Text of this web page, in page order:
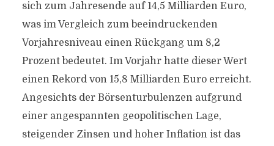
sich zum Jahresende auf 14,5 Milliarden Euro,
was im Vergleich zum beeindruckenden
Vorjahresniveau einen Rückgang um 8,2
Prozent bedeutet. Im Vorjahr hatte dieser Wert
einen Rekord von 15,8 Milliarden Euro erreicht.
Angesichts der Börsenturbulenzen aufgrund
einer angespannten geopolitischen Lage,
steigender Zinsen und hoher Inflation ist das